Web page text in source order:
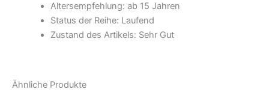
Altersempfehlung: ab 15 Jahren
Status der Reihe: Laufend
Zustand des Artikels: Sehr Gut
Ähnliche Produkte